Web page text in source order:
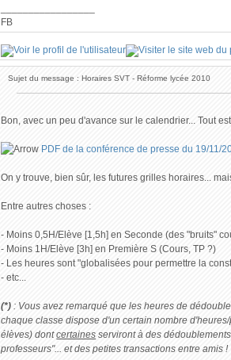
FB
Sujet du message : Horaires SVT - Réforme lycée 2010
Bon, avec un peu d'avance sur le calendrier... Tout
PDF de la conférence de presse du 19/11/
On y trouve, bien sûr, les futures grilles horaires...
Entre autres choses :
- Moins 0,5H/Elève [1,5h] en Seconde (des "bruits"
- Moins 1H/Elève [3h] en Première S (Cours, TP ?)
- Les heures sont "globalisées pour permettre la
- etc...
(*) : Vous avez remarqué que les heures de
chaque classe dispose d'un certain nombre
élèves) dontcertaines serviront à des
professeurs"... et des petites transactions entre amis !